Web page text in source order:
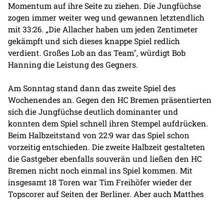
Momentum auf ihre Seite zu ziehen. Die Jungfüchse
zogen immer weiter weg und gewannen letztendlich
mit 33:26. „Die Allacher haben um jeden Zentimeter
gekämpft und sich dieses knappe Spiel redlich
verdient. Großes Lob an das Team", würdigt Bob
Hanning die Leistung des Gegners.
Am Sonntag stand dann das zweite Spiel des
Wochenendes an. Gegen den HC Bremen präsentierten
sich die Jungfüchse deutlich dominanter und
konnten dem Spiel schnell ihren Stempel aufdrücken.
Beim Halbzeitstand von 22:9 war das Spiel schon
vorzeitig entschieden. Die zweite Halbzeit gestalteten
die Gastgeber ebenfalls souverän und ließen den HC
Bremen nicht noch einmal ins Spiel kommen. Mit
insgesamt 18 Toren war Tim Freihöfer wieder der
Topscorer auf Seiten der Berliner. Aber auch Matthes